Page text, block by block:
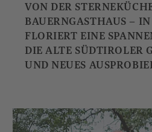
VON DER
BAUERNGASTHAUS –
FLORIERT EINE
DIE ALTE SÜDTIROLER
UND NEUES